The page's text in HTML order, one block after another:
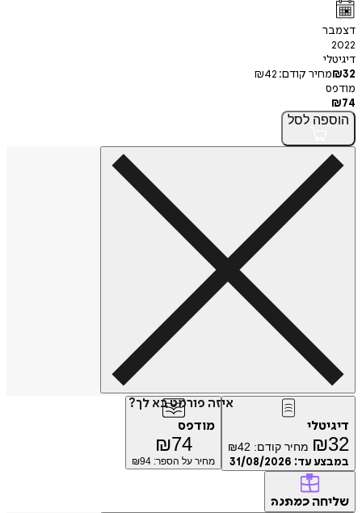
דצמבר
2022
דיגיטלי
₪32 מחיר קודם: ₪42
מודפס
₪74
הוספה לסל
איזה פורמט בא לך?
דיגיטלי
₪32 מחיר קודם: ₪42
במבצע עד: 31/08/2026
מודפס
₪74
מחיר על הספר: ₪ 94
שליחה כמתנה